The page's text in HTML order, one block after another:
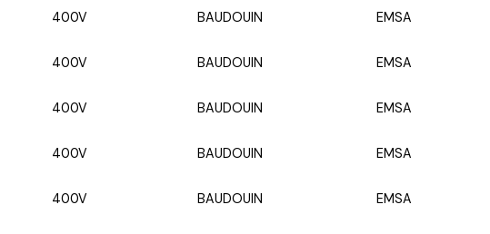
400V BAUDOUIN EMSA
400V BAUDOUIN EMSA
400V BAUDOUIN EMSA
400V BAUDOUIN EMSA
400V BAUDOUIN EMSA